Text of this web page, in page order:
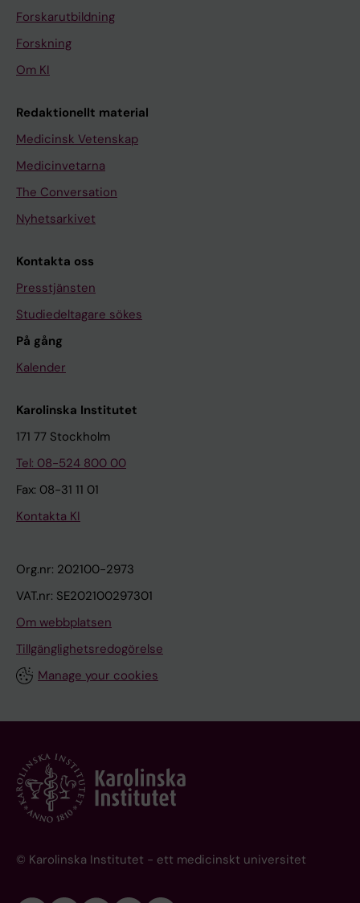
Forskarutbildning
Forskning
Om KI
Redaktionellt material
Medicinsk Vetenskap
Medicinvetarna
The Conversation
Nyhetsarkivet
Kontakta oss
Presstjänsten
Studiedeltagare sökes
På gång
Kalender
Karolinska Institutet
171 77 Stockholm
Tel: 08-524 800 00
Fax: 08-31 11 01
Kontakta KI
Org.nr: 202100-2973
VAT.nr: SE202100297301
Om webbplatsen
Tillgänglighetsredogörelse
Manage your cookies
© Karolinska Institutet - ett medicinskt universitet